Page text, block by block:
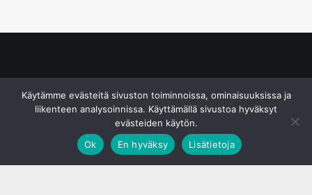
Käytämme evästeitä sivuston toiminnoissa, ominaisuuksissa ja
liikenteen analysoinnissa. Käyttämällä sivustoa hyväksyt
evästeiden käytön.
Ok
En hyväksy Lisätietoja